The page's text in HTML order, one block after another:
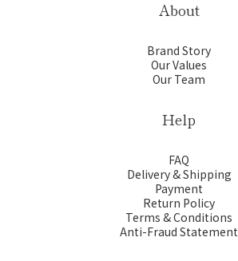
About
Brand Story
Our Values
Our Team
Help
FAQ
Delivery & Shipping
Payment
Return Policy
Terms & Conditions
Anti-Fraud Statement